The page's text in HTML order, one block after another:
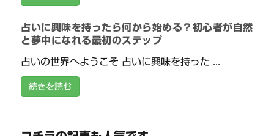
占いに興味を持ったら何から始める？初心者が自然
と夢中になれる最初のステップ
占いの世界へようこそ 占いに興味を持った ...
続きを読む